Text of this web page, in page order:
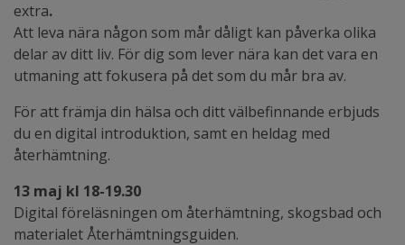
extra.
Att leva nära någon som mår dåligt kan påverka olika
delar av ditt liv. För dig som lever nära kan det vara en
utmaning att fokusera på det som du mår bra av.
För att främja din hälsa och ditt välbefinnande erbjuds
du en digital introduktion, samt en heldag med
återhämtning.
13 maj kl 18-19.30
Digital föreläsningen om återhämtning, skogsbad och
materialet Återhämtningsguiden.